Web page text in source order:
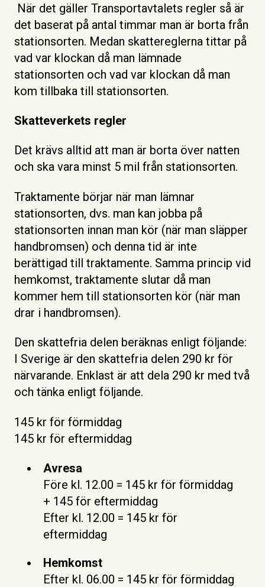
När det gäller Transportavtalets regler så är
det baserat på antal timmar man är borta från
stationsorten. Medan skattereglerna tittar på
vad var klockan då man lämnade
stationsorten och vad var klockan då man
kom tillbaka till stationsorten.
Skatteverkets regler
Det krävs alltid att man är borta över natten
och ska vara minst 5 mil från stationsorten.
Traktamente börjar när man lämnar
stationsorten, dvs. man kan jobba på
stationsorten innan man kör (när man släpper
handbromsen) och denna tid är inte
berättigad till traktamente. Samma princip vid
hemkomst, traktamente slutar då man
kommer hem till stationsorten kör (när man
drar i handbromsen).
Den skattefria delen beräknas enligt följande:
I Sverige är den skattefria delen 290 kr för
närvarande. Enklast är att dela 290 kr med två
och tänka enligt följande.
145 kr för förmiddag
145 kr för eftermiddag
Avresa
Före kl. 12.00 = 145 kr för förmiddag
+ 145 för eftermiddag
Efter kl. 12.00 = 145 kr för
eftermiddag
Hemkomst
Efter kl. 06.00 = 145 kr för förmiddag